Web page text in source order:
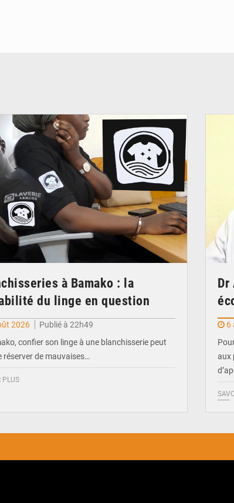
à Bamako : la
du linge en question
2026
Publié à 22h49
confier son linge à une blanchisserie peut
réserver de mauvaises…
PLUS
6
aux